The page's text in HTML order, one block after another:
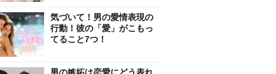
気づいて！男の愛情表現の
行動！彼の「愛」がこもっ
てること7つ！